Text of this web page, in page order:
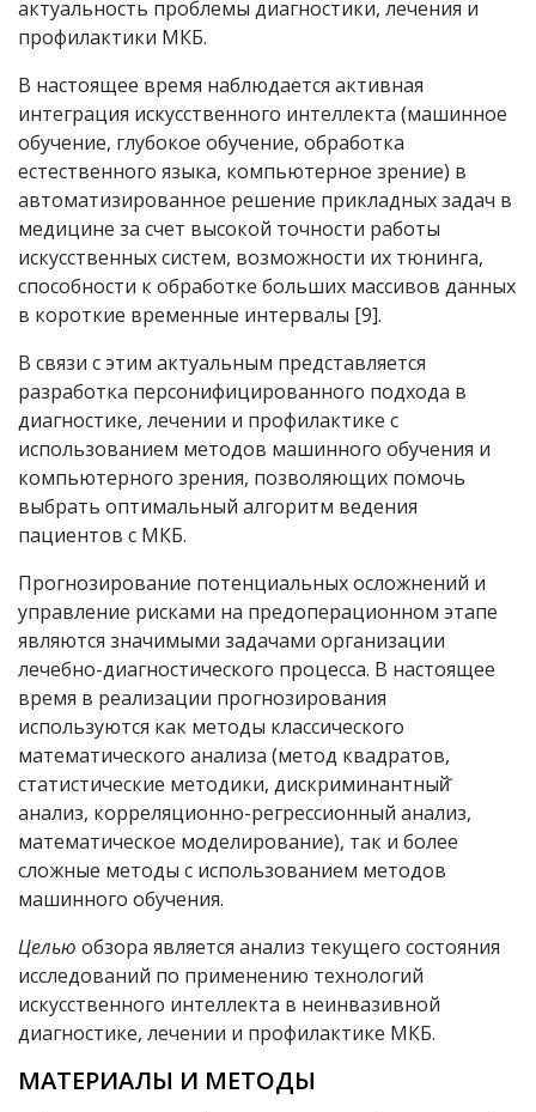
актуальность проблемы диагностики, лечения и
профилактики МКБ.
В настоящее время наблюдается активная
интеграция искусственного интеллекта (машинное
обучение, глубокое обучение, обработка
естественного языка, компьютерное зрение) в
автоматизированное решение прикладных задач в
медицине за счет высокой точности работы
искусственных систем, возможности их тюнинга,
способности к обработке больших массивов данных
в короткие временные интервалы [9].
В связи с этим актуальным представляется
разработка персонифицированного подхода в
диагностике, лечении и профилактике с
использованием методов машинного обучения и
компьютерного зрения, позволяющих помочь
выбрать оптимальный алгоритм ведения
пациентов с МКБ.
Прогнозирование потенциальных осложнений и
управление рисками на предоперационном этапе
являются значимыми задачами организации
лечебно-диагностического процесса. В настоящее
время в реализации прогнозирования
используются как методы классического
математического анализа (метод квадратов,
статистические методики, дискриминантный̆
анализ, корреляционно-регрессионный анализ,
математическое моделирование), так и более
сложные методы с использованием методов
машинного обучения.
Целью обзора является анализ текущего состояния
исследований по применению технологий
искусственного интеллекта в неинвазивной
диагностике, лечении и профилактике МКБ.
МАТЕРИАЛЫ И МЕТОДЫ